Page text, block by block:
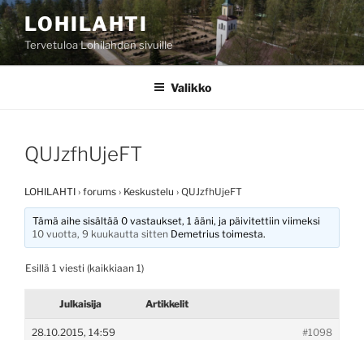
Siirry
sisältöönLOHILAHTI
Tervetuloa Lohilahden sivuille
Valikko
QUJzfhUjeFT
LOHILAHTI › forums › Keskustelu › QUJzfhUjeFT
Tämä aihe sisältää 0 vastaukset, 1 ääni, ja päivitettiin viimeksi
10 vuotta, 9 kuukautta sitten Demetrius toimesta.
Esillä 1 viesti (kaikkiaan 1)
Julkaisija Artikkelit
28.10.2015, 14:59 #1098